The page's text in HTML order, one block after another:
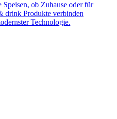
ob Zuhause oder für
drink Produkte verbinden
Technologie.